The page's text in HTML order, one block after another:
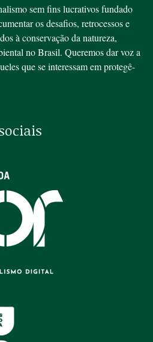
sem fins lucrativos fundado
os desafios, retrocessos e
à conservação da natureza,
no Brasil. Queremos dar voz a
que se interessam em protegê-